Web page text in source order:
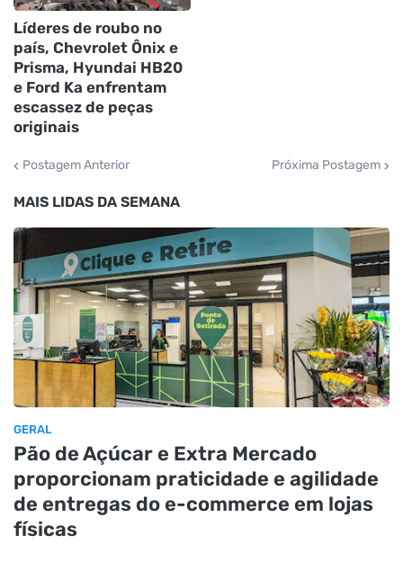
Líderes de roubo no
país, Chevrolet Ônix e
Prisma, Hyundai HB20
e Ford Ka enfrentam
escassez de peças
originais
Postagem Anterior Próxima Postagem
MAIS LIDAS DA SEMANA
GERAL
Pão de Açúcar e Extra Mercado
proporcionam praticidade e agilidade
de entregas do e-commerce em lojas
físicas